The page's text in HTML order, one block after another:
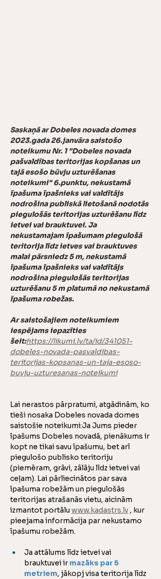
Saskaņā ar Dobeles novada domes
2023.gada 26.janvāra saistošo
noteikumu Nr. 1 "Dobeles novada
pašvaldības teritorijas kopšanas un
tajā esošo būvju uzturēšanas
noteikumi" 6.punktu, nekustamā
īpašuma īpašnieks vai valdītājs
nodrošina publiskā lietošanā nodotās
piegulošās teritorijas uzturēšanu līdz
ietvei vai brauktuvei. Ja
nekustamajam īpašumam piegulošā
teritorija līdz ietves vai brauktuves
malai pārsniedz 5 m, nekustamā
īpašuma īpašnieks vai valdītājs
nodrošina piegulošās teritorijas
uzturēšanu 5 m platumā no nekustamā
īpašuma robežas.
Ar saistošajiem noteikumiem
iespējams iepazīties
šeit:https://likumi.lv/ta/id/341051-
dobeles-novada-pasvaldibas-
teritorijas-kopsanas-un-taja-esoso-
buvju-uzturesanas-noteikumi
Lai nerastos pārpratumi, atgādinām, ko
tieši nosaka Dobeles novada domes
saistošie noteikumi:Ja Jums pieder
īpašums Dobeles novadā, pienākums ir
kopt ne tikai savu īpašumu, bet arī
piegulošo publisko teritoriju
(piemēram, grāvi, zālāju līdz ietvei vai
ceļam). Lai pārliecinātos par sava
īpašuma robežām un piegulošās
teritorijas atrašanās vietu, aicinām
izmantot portālu www.kadastrs.lv , kur
pieejama informācija par nekustamo
īpašumu robežām.
Ja attālums līdz ietvei vai
brauktuvei ir mazāks par 5
metriem, jākopj visa teritorija līdz